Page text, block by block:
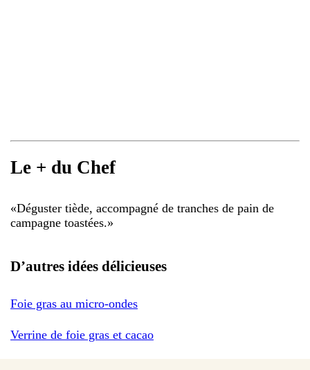
Le + du Chef
«Déguster tiède, accompagné de tranches de pain de
campagne toastées.»
D’autres idées délicieuses
Foie gras au micro-ondes
Verrine de foie gras et cacao